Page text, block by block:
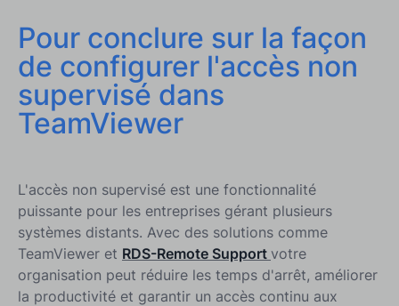
Pour conclure sur la façon
de configurer l'accès non
supervisé dans
TeamViewer
L'accès non supervisé est une fonctionnalité
puissante pour les entreprises gérant plusieurs
systèmes distants. Avec des solutions comme
TeamViewer et RDS-Remote Support votre
organisation peut réduire les temps d'arrêt, améliorer
la productivité et garantir un accès continu aux